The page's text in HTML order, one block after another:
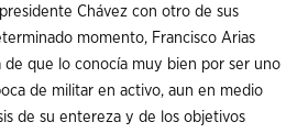
Chávez con otro de sus
momento, Francisco Arias
de que lo conocía muy bien por ser uno
de militar en activo, aun en medio
de su entereza y de los objetivos